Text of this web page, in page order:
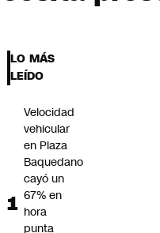
LO MÁS
LEÍDO
Velocidad
vehicular
en Plaza
Baquedano
cayó un
67% en
hora
punta